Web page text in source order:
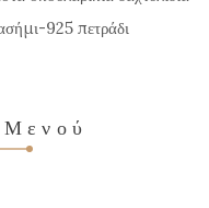
925 πετράδι